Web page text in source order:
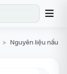
> Nguyên liệu nấu ăn